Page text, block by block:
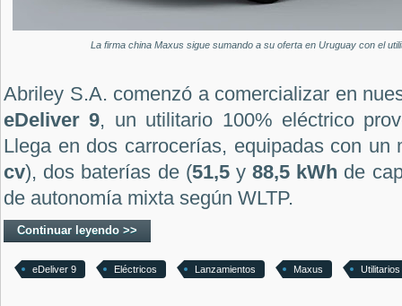
La firma china Maxus sigue sumando a su oferta en Uruguay con el
Abriley S.A. comenzó a comercializar en
eDeliver 9, un utilitario 100% eléctrico
Llega en dos carrocerías, equipadas con
cv), dos baterías de (51,5y88,5 kWh de
de autonomía mixta según WLTP.
Continuar leyendo >>
eDeliver 9 Eléctricos Lanzamientos Maxus Utilitarios